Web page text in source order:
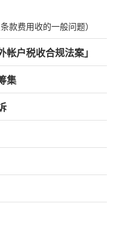
款费用收的一般问题）
帐户税收合规法案」
集